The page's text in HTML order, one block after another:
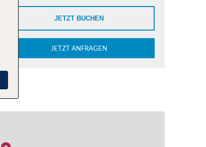
JETZT BUCHEN
JETZT ANFRAGEN